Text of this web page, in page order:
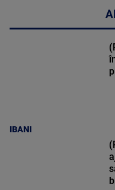
IBANI